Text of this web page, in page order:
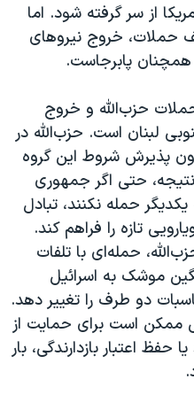
از سر گرفته شود. اما
حملات، خروج نیروهای
همچنان پابرجاست.
حزب‌الله و خروج
لبنان است. حزب‌الله در
پذیرش شروط این گروه
حتی اگر جمهوری
حمله نکنند، تبادل
تازه را فراهم کند.
حمله‌ای با تلفات
موشک به اسرائیل
دو طرف را تغییر دهد.
ممکن است برای حمایت از
اعتبار بازدارندگی، بار